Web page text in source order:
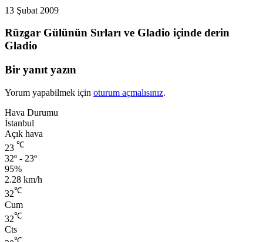
13 Şubat 2009
Rüzgar Gülünün Sırları ve Gladio içinde derin
Gladio
Bir yanıt yazın
Yorum yapabilmek için oturum açmalısınız.
Hava Durumu
İstanbul
Açık hava
23 ℃
32º - 23º
95%
2.28 km/h
32℃
Cum
32℃
Cts